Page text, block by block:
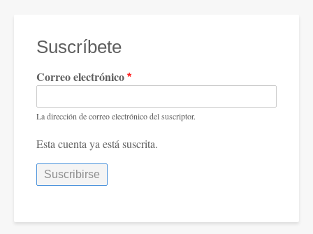
Suscríbete
Correo electrónico
La dirección de correo electrónico del suscriptor.
Esta cuenta ya está suscrita.